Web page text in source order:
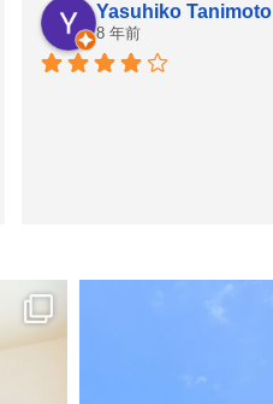
Yasuhiko Tanimoto
8 年前